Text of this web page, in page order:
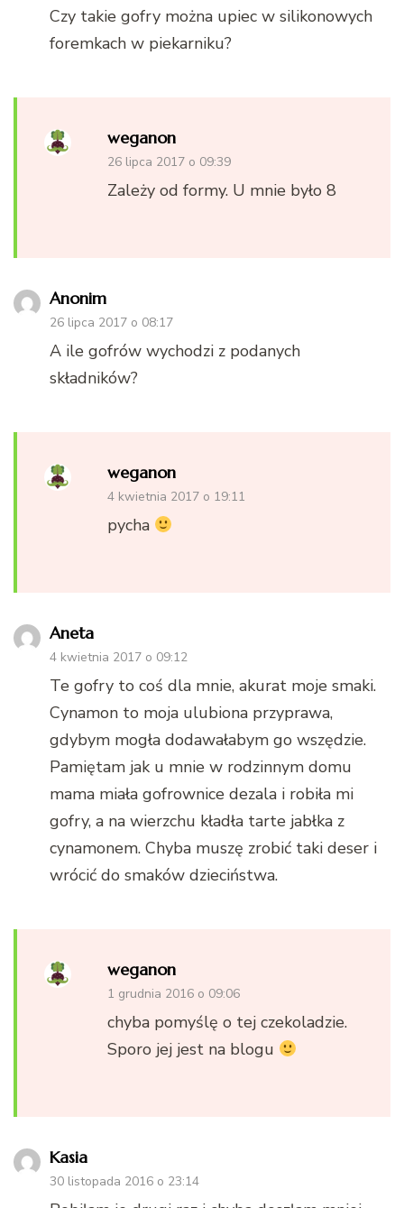
Czy takie gofry można upiec w silikonowych
foremkach w piekarniku?
weganon
26 lipca 2017 o 09:39
Zależy od formy. U mnie było 8
Anonim
26 lipca 2017 o 08:17
A ile gofrów wychodzi z podanych
składników?
weganon
4 kwietnia 2017 o 19:11
pycha
Aneta
4 kwietnia 2017 o 09:12
Te gofry to coś dla mnie, akurat moje smaki.
Cynamon to moja ulubiona przyprawa,
gdybym mogła dodawałabym go wszędzie.
Pamiętam jak u mnie w rodzinnym domu
mama miała gofrownice dezala i robiła mi
gofry, a na wierzchu kładła tarte jabłka z
cynamonem. Chyba muszę zrobić taki deser i
wrócić do smaków dzieciństwa.
weganon
1 grudnia 2016 o 09:06
chyba pomyślę o tej czekoladzie.
Sporo jej jest na blogu
Kasia
30 listopada 2016 o 23:14